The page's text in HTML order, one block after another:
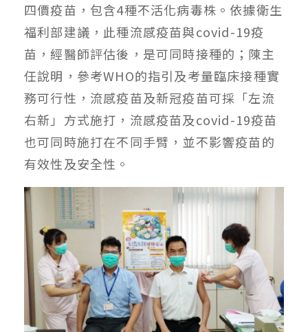
四價疫苗，包含4種不活化病毒株。依據衛生
福利部建議，此種流感疫苗與covid-19疫
苗，經醫師評估後，是可同時接種的；陳主
任說明，參考WHO的指引及考量臨床接種實
務可行性，流感疫苗及新冠疫苗可採「左流
右新」方式施打，流感疫苗及covid-19疫苗
也可同時施打在不同手臂，並不影響疫苗的
有效性及安全性。